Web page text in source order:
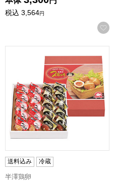
税込 3,564円
送料込み 冷蔵
半澤鶏卵